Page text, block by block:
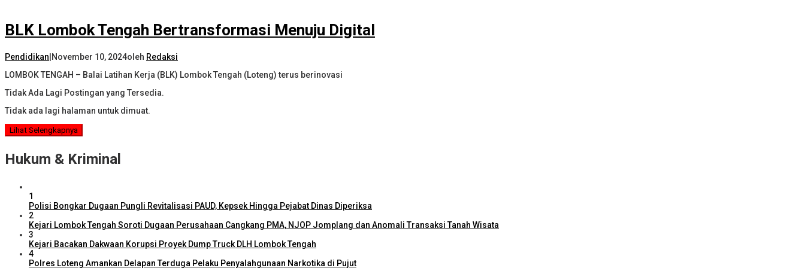
BLK Lombok Tengah Bertransformasi Menuju Digital
Pendidikan November 10, 2024oleh Redaksi
LOMBOK TENGAH – Balai Latihan Kerja (BLK) Lombok Tengah (Loteng) terus berinovasi
Tidak Ada Lagi Postingan yang Tersedia.
Tidak ada lagi halaman untuk dimuat.
Lihat Selengkapnya
Hukum & Kriminal
1
Polisi Bongkar Dugaan Pungli Revitalisasi PAUD, Kepsek Hingga Pejabat Dinas Diperiksa
2
Kejari Lombok Tengah Soroti Dugaan Perusahaan Cangkang PMA, NJOP Jomplang dan Anomali Transaksi Tanah Wisata
3
Kejari Bacakan Dakwaan Korupsi Proyek Dump Truck DLH Lombok Tengah
4
Polres Loteng Amankan Delapan Terduga Pelaku Penyalahgunaan Narkotika di Pujut